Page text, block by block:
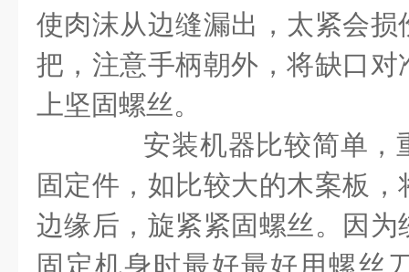
使肉沫从边缝漏出，太紧会
把，注意手柄朝外，将缺口
上坚固螺丝。
安装机器比较简单，
固定件，如比较大的木案板
边缘后，旋紧紧固螺丝。因
固定机身时最好最好用螺丝